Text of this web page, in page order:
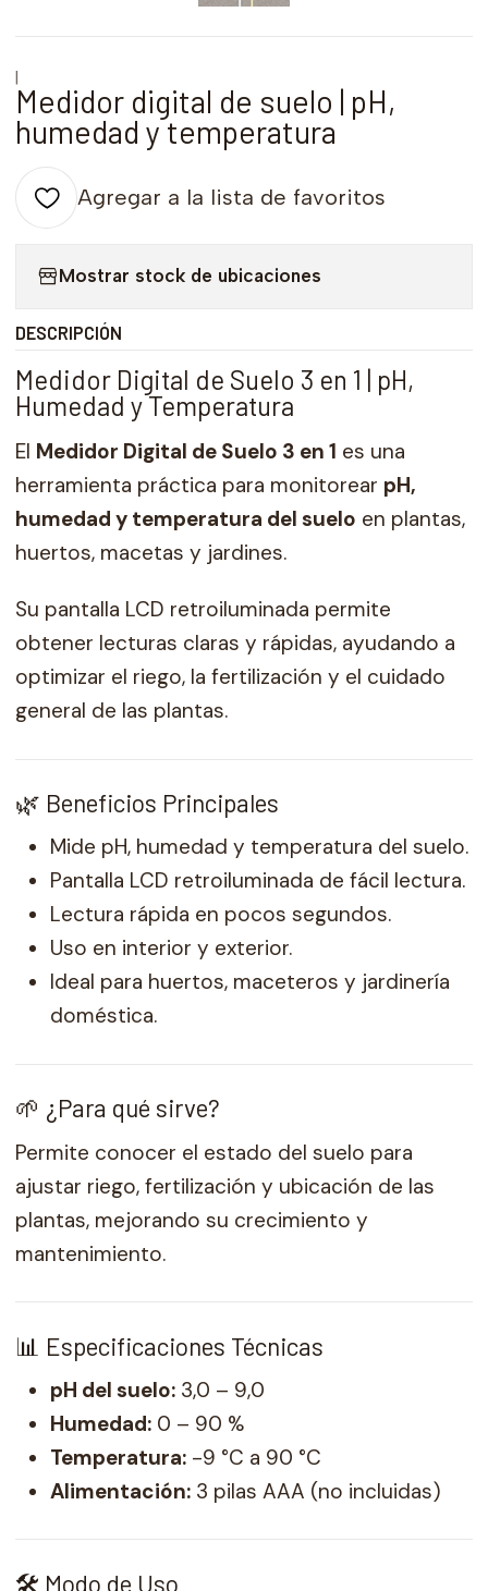
|
Medidor digital de suelo | pH,
humedad y temperatura
Agregar a la lista de favoritos
Mostrar stock de ubicaciones
DESCRIPCIÓN
Medidor Digital de Suelo 3 en 1 | pH,
Humedad y Temperatura
El Medidor Digital de Suelo 3 en 1 es una
herramienta práctica para monitorear pH,
humedad y temperatura del suelo en plantas,
huertos, macetas y jardines.
Su pantalla LCD retroiluminada permite
obtener lecturas claras y rápidas, ayudando a
optimizar el riego, la fertilización y el cuidado
general de las plantas.
🌿 Beneficios Principales
Mide pH, humedad y temperatura del suelo.
Pantalla LCD retroiluminada de fácil lectura.
Lectura rápida en pocos segundos.
Uso en interior y exterior.
Ideal para huertos, maceteros y jardinería
doméstica.
🌱 ¿Para qué sirve?
Permite conocer el estado del suelo para
ajustar riego, fertilización y ubicación de las
plantas, mejorando su crecimiento y
mantenimiento.
📊 Especificaciones Técnicas
pH del suelo: 3,0 – 9,0
Humedad: 0 – 90 %
Temperatura: -9 °C a 90 °C
Alimentación: 3 pilas AAA (no incluidas)
🛠️ Modo de Uso